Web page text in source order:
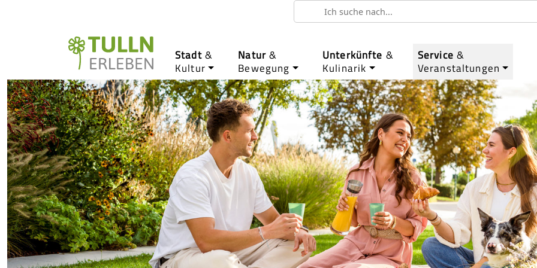
Stadt&
Kultur
Natur&
Bewegung
Unterkünfte &
Kulinarik
Service &
Veranstaltungen